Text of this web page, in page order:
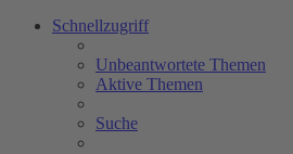
Schnellzugriff
Unbeantwortete Themen
Aktive Themen
Suche